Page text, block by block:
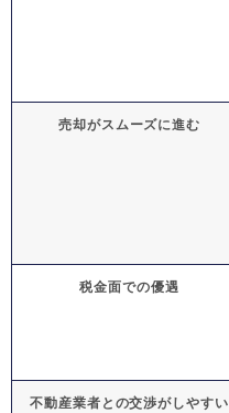
売却がスムーズに進む
税金面での優遇
不動産業者との交渉がしやすい